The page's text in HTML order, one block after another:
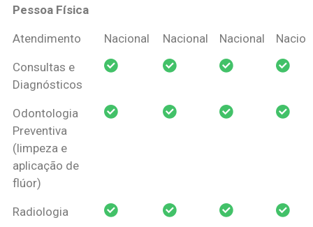
Pessoa Física
Coberturas
Pessoa Física
Nacional Criança Prótese
Atendimento Nacional Nacional Nacional
Consultas e
Diagnósticos
Odontologia
Preventiva
(limpeza e
aplicação de
flúor)
Radiologia